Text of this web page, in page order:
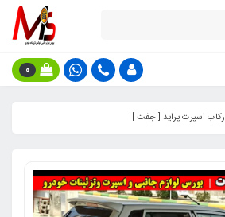
0
رکاب اسپرت پراید [ جفت ]